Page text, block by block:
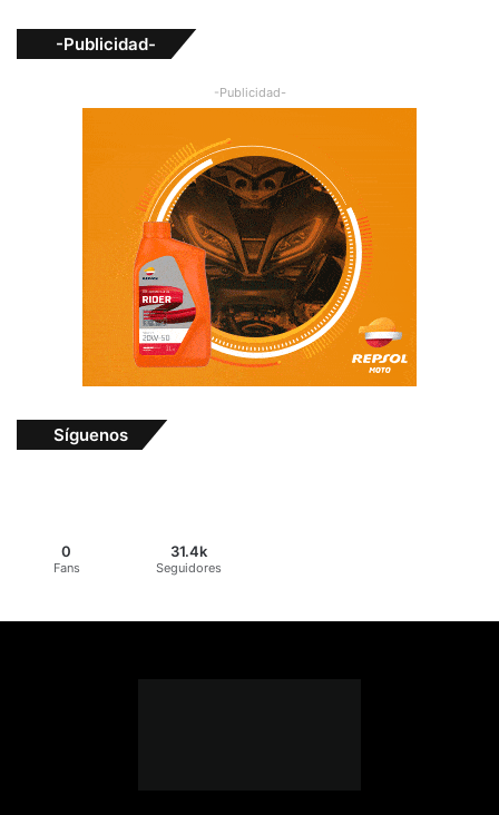
-Publicidad-
-Publicidad-
Síguenos
0
Fans
31.4k
Seguidores